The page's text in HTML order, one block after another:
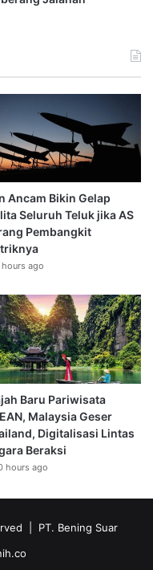
Ancam Bikin Gelap
Seluruh Teluk jika AS
Pembangkit
ago
Baru Pariwisata
Malaysia Geser
Digitalisasi Lintas
Beraksi
hours ago
| PT. Bening Suar